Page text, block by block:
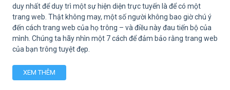
duy nhất để duy trì một sự hiện diện trực tuyến là để có một
trang web. Thật không may, một số người không bao giờ chú ý
đến cách trang web của họ trông – và điều này đau tiến bộ của
mình. Chúng ta hãy nhìn một 7 cách để đảm bảo rằng trang web
của bạn trông tuyệt đẹp.
XEM THÊM